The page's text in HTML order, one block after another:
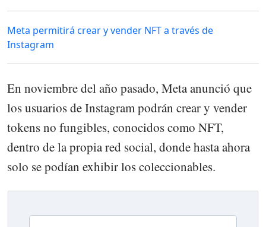
Meta permitirá crear y vender NFT a través de
Instagram
En noviembre del año pasado, Meta anunció que
los usuarios de Instagram podrán crear y vender
tokens no fungibles, conocidos como NFT,
dentro de la propia red social, donde hasta ahora
solo se podían exhibir los coleccionables.